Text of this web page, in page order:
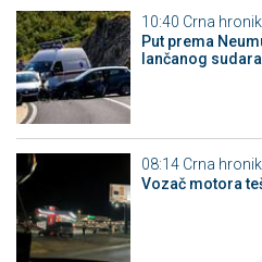
10:40 Crna
Put prema
lančanog sudara
08:14 Crna
Vozač motora